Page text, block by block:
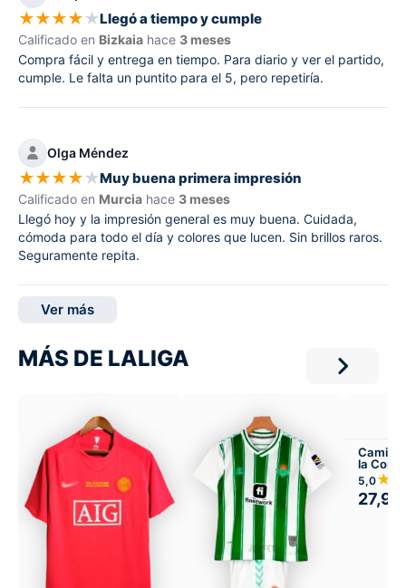
★★★★★Llegó a tiempo y cumple
Calificado en Bizkaia hace 3 meses
Compra fácil y entrega en tiempo. Para diario y ver el partido,
cumple. Le falta un puntito para el 5, pero repetiría.
Olga Méndez
★★★★★Muy buena primera impresión
Calificado en Murcia hace 3 meses
Llegó hoy y la impresión general es muy buena. Cuidada,
cómoda para todo el día y colores que lucen. Sin brillos raros.
Seguramente repita.
Ver más
MÁS DE LALIGA
la
5,0
27,99